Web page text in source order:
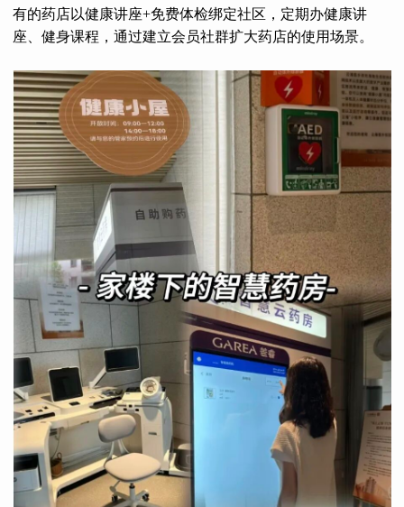
有的药店以健康讲座+免费体检绑定社区，定期办健康讲
座、健身课程，通过建立会员社群扩大药店的使用场景。